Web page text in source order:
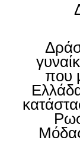
που